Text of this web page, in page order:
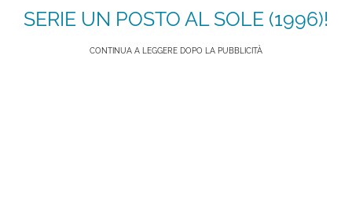
SERIE UN POSTO AL SOLE (1996)!
CONTINUA A LEGGERE DOPO LA PUBBLICITÀ